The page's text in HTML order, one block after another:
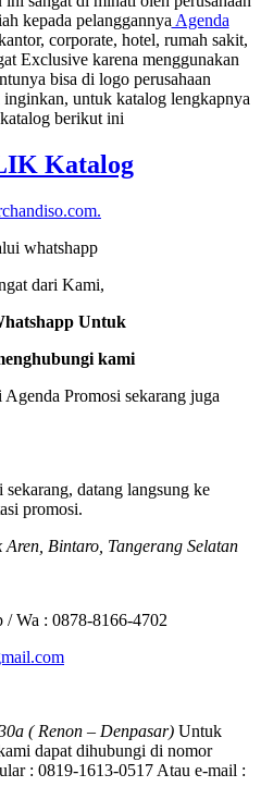
kepada pelanggannya Agenda
corporate, hotel, rumah sakit,
Exclusive karena menggunakan
bisa di logo perusahaan
inginkan, untuk katalog lengkapnya
berikut ini
Katalog
whatshapp
dari Kami,
Untuk
kami
Promosi sekarang juga
datang langsung ke
promosi.
Bintaro, Tangerang Selatan
Wa : 0878-8166-4702
( Renon – Denpasar) Untuk
dapat dihubungi di nomor
: 0819-1613-0517 Atau e-mail :